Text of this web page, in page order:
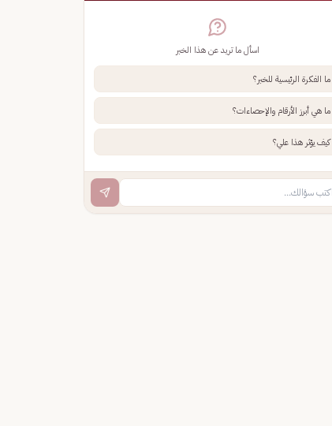
اسأل ما تريد عن هذا الخبر
ما الفكرة الرئيسية للخبر؟
ما هي أبرز الأرقام والإحصاءات؟
كيف يؤثر هذا علي؟